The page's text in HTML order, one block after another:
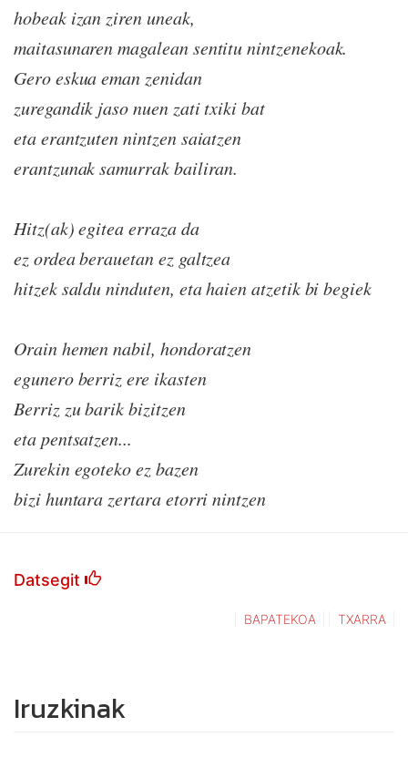
hobeak izan ziren uneak,
maitasunaren magalean sentitu nintzenekoak.
Gero eskua eman zenidan
zuregandik jaso nuen zati txiki bat
eta erantzuten nintzen saiatzen
erantzunak samurrak bailiran.
Hitz(ak) egitea erraza da
ez ordea berauetan ez galtzea
hitzek saldu ninduten, eta haien atzetik bi begiek
Orain hemen nabil, hondoratzen
egunero berriz ere ikasten
Berriz zu barik bizitzen
eta pentsatzen...
Zurekin egoteko ez bazen
bizi huntara zertara etorri nintzen
Datsegit
BAPATEKOA TXARRA
Iruzkinak